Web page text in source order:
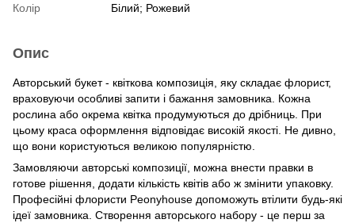
Колір
Білий; Рожевий
Опис
Авторський букет - квіткова композиція, яку складає флорист,
враховуючи особливі запити і бажання замовника. Кожна
рослина або окрема квітка продумуються до дрібниць. При
цьому краса оформлення відповідає високій якості. Не дивно,
що вони користуються великою популярністю.
Замовляючи авторські композиції, можна внести правки в
готове рішення, додати кількість квітів або ж змінити упаковку.
Професійні флористи Peonyhouse допоможуть втілити будь-які
ідеї замовника. Створення авторського набору - це перш за